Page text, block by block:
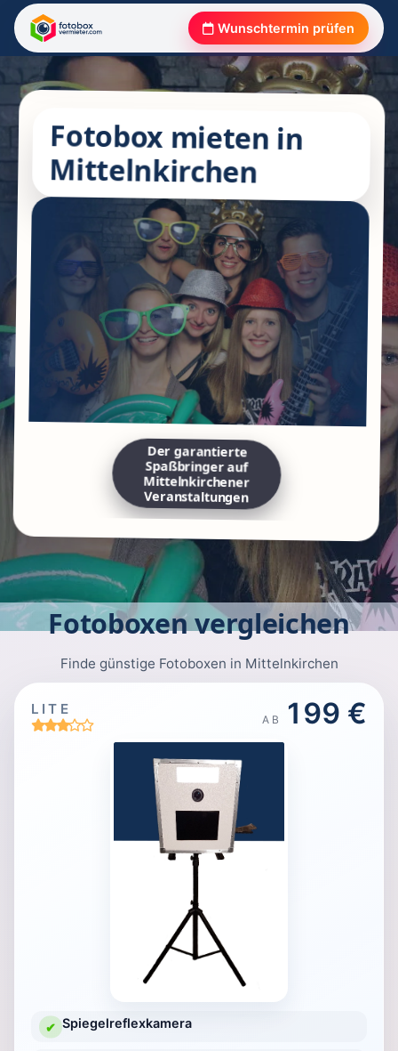
Wunschtermin prüfen
Fotobox mieten in
Mittelnkirchen
Der garantierte
Spaßbringer auf
Mittelnkirchener
Veranstaltungen
Fotoboxen vergleichen
Finde günstige Fotoboxen in Mittelnkirchen
LITE
AB 199 €
✔ Spiegelreflexkamera